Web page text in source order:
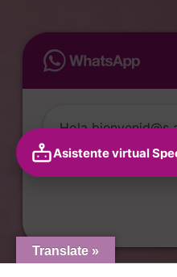
¡Dale a
¡Cuidamos de tú
Translate »
Hola bienvenid@s
puedo hacer para